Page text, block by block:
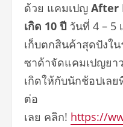
ด้วย แคมเปญ After
เกิด 10 ปี วันที่ 4 – 5
เก็บตกสินค้าสุดปังใ
ซาด้าจัดแคมเปญยา
เกิดให้กับนักช้อปเล
ต่อ
เลย คลิก! https://